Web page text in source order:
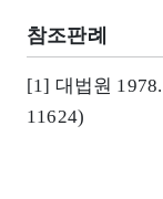
참조판례
[1] 대법원
11624)